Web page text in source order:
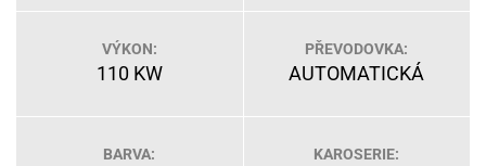
VÝKON:
110 KW
PŘEVODOVKA:
AUTOMATICKÁ
BARVA: KAROSERIE: